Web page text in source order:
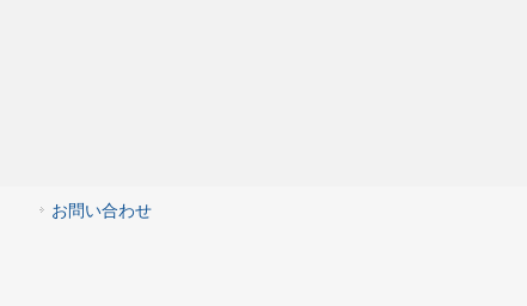
お問い合わせ